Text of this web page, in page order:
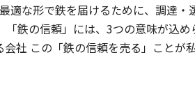
適な形で鉄を届けるために、調達・
鉄の信頼」には、3つの意味が込め
社 この「鉄の信頼を売る」ことが